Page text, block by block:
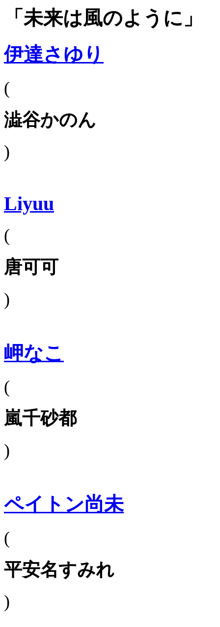
「未来は風のように」
伊達さゆり
(
澁谷かのん
)
Liyuu
(
唐可可
)
岬なこ
(
嵐千砂都
)
ペイトン尚未
(
平安名すみれ
)